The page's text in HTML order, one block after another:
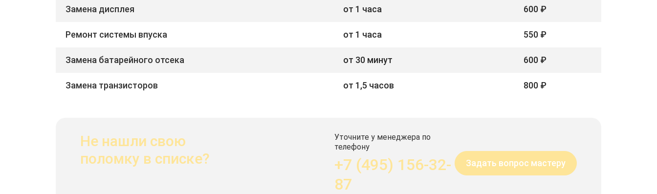
Замена дисплея от 1 часа 600 ₽
Ремонт системы впуска от 1 часа 550 ₽
Замена батарейного отсека от 30 минут 600 ₽
Замена транзисторов от 1,5 часов 800 ₽
Не нашли свою
поломку в списке?
Уточните у менеджера по
телефону
+7 (495) 156-32-
87
Задать вопрос мастеру